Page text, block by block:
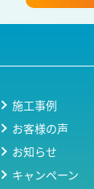
施工事例
お客様の声
お知らせ
キャンペーン